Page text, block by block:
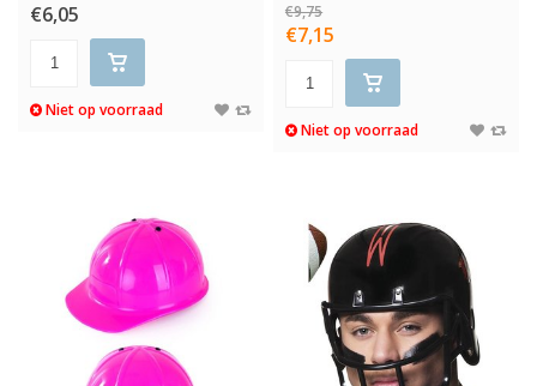
€6,05
Niet op voorraad
€9,75
€7,15
Niet op voorraad